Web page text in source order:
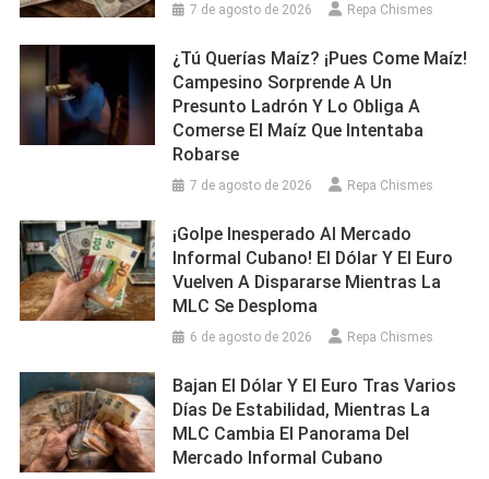
7 de agosto de 2026 Repa Chismes
¿Tú Querías Maíz? ¡Pues Come Maíz!
Campesino Sorprende A Un
Presunto Ladrón Y Lo Obliga A
Comerse El Maíz Que Intentaba
Robarse
7 de agosto de 2026 Repa Chismes
¡Golpe Inesperado Al Mercado
Informal Cubano! El Dólar Y El Euro
Vuelven A Dispararse Mientras La
MLC Se Desploma
6 de agosto de 2026 Repa Chismes
Bajan El Dólar Y El Euro Tras Varios
Días De Estabilidad, Mientras La
MLC Cambia El Panorama Del
Mercado Informal Cubano